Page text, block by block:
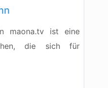
maona.tv ist eine
die sich für